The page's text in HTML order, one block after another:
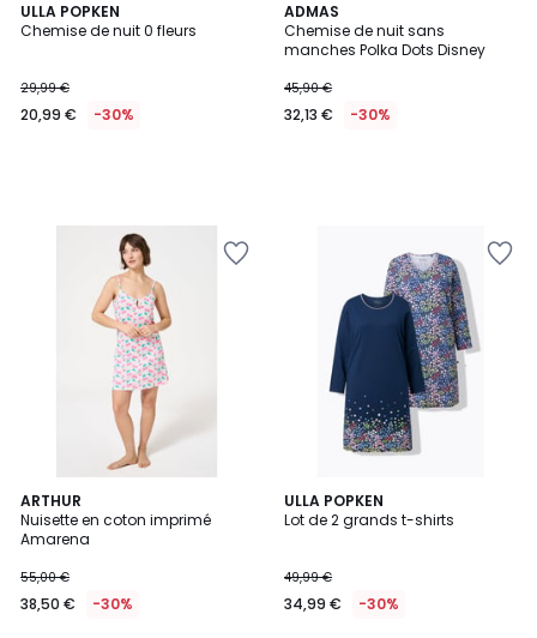
ULLA POPKEN
Chemise de nuit 0 fleurs
29,99 €
20,99 € -30%
ADMAS
Chemise de nuit sans
manches Polka Dots Disney
45,90 €
32,13 € -30%
ARTHUR
Nuisette en coton imprimé
Amarena
55,00 €
38,50 € -30%
ULLA POPKEN
Lot de 2 grands t-shirts
49,99 €
34,99 € -30%